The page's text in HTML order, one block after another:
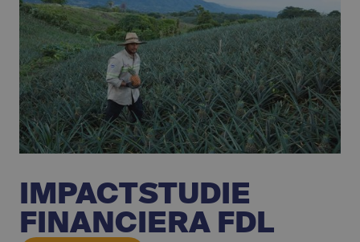
IMPACTSTUDIE
FINANCIERA FDL